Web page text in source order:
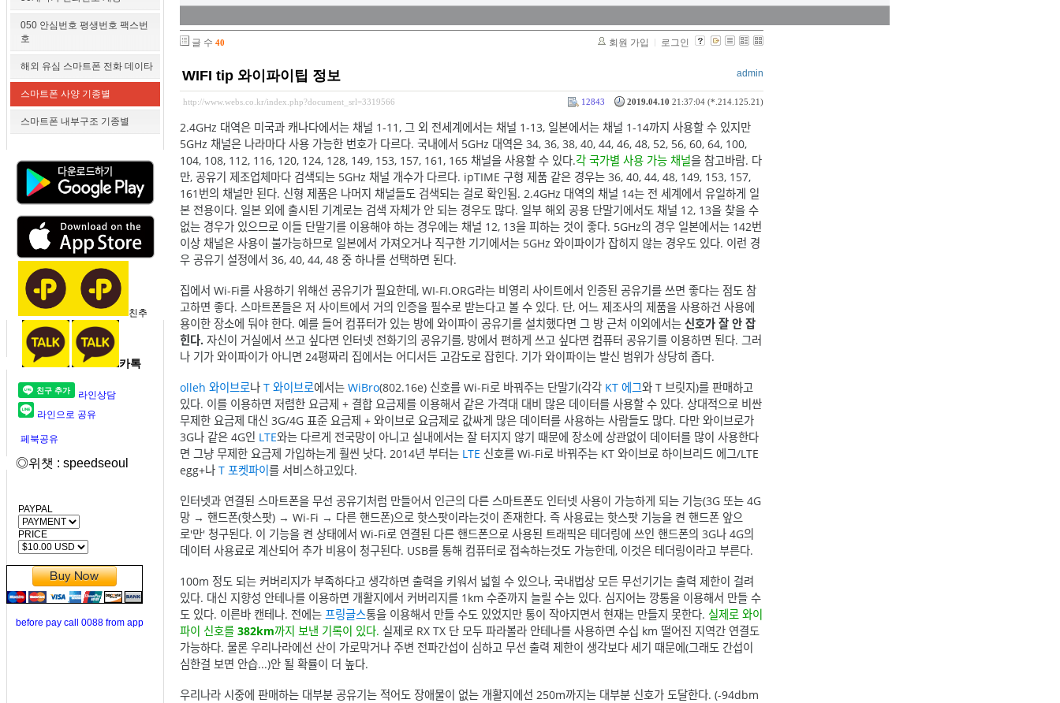
050 안심번호 평생번호 팩스번
호
해외 유심 스마트폰 전화 데이타
스마트폰 사양 기종별
스마트폰 내부구조 기종별
친추
카톡
라인상담
라인으로 공유
페북공유
◎위챗 : speedseoul
PAYPAL
PRICE
before pay call 0088 from app
글 수 40 회원 가입 로그인
WIFI tip 와이파이팁 정보 admin
http://www.webs.co.kr/index.php?document_srl=3319566 2019.04.10 21:37:04 (*.214.125.21)
12843
2.4GHz 대역은 미국과 캐나다에서는 채널 1-11, 그 외 전세계에서는 채널 1-13, 일본에서는 채널 1-14까지 사용할 수 있지만
5GHz 채널은 나라마다 사용 가능한 번호가 다르다. 국내에서 5GHz 대역은 34, 36, 38, 40, 44, 46, 48, 52, 56, 60, 64, 100,
104, 108, 112, 116, 120, 124, 128, 149, 153, 157, 161, 165 채널을 사용할 수 있다.각 국가별 사용 가능 채널을 참고바람. 다
만, 공유기 제조업체마다 검색되는 5GHz 채널 개수가 다르다. ipTIME 구형 제품 같은 경우는 36, 40, 44, 48, 149, 153, 157,
161번의 채널만 된다. 신형 제품은 나머지 채널들도 검색되는 걸로 확인됨. 2.4GHz 대역의 채널 14는 전 세계에서 유일하게 일
본 전용이다. 일본 외에 출시된 기계로는 검색 자체가 안 되는 경우도 많다. 일부 해외 공용 단말기에서도 채널 12, 13을 찾을 수
없는 경우가 있으므로 이들 단말기를 이용해야 하는 경우에는 채널 12, 13을 피하는 것이 좋다. 5GHz의 경우 일본에서는 142번
이상 채널은 사용이 불가능하므로 일본에서 가져오거나 직구한 기기에서는 5GHz 와이파이가 잡히지 않는 경우도 있다. 이런 경
우 공유기 설정에서 36, 40, 44, 48 중 하나를 선택하면 된다.
집에서 Wi-Fi를 사용하기 위해선 공유기가 필요한데, WI-FI.ORG라는 비영리 사이트에서 인증된 공유기를 쓰면 좋다는 점도 참
고하면 좋다. 스마트폰들은 저 사이트에서 거의 인증을 필수로 받는다고 볼 수 있다. 단, 어느 제조사의 제품을 사용하건 사용에
용이한 장소에 둬야 한다. 예를 들어 컴퓨터가 있는 방에 와이파이 공유기를 설치했다면 그 방 근처 이외에서는 신호가 잘 안 잡
힌다. 자신이 거실에서 쓰고 싶다면 인터넷 전화기의 공유기를, 방에서 편하게 쓰고 싶다면 컴퓨터 공유기를 이용하면 된다. 그러
나 기가 와이파이가 아니면 24평짜리 집에서는 어디서든 고감도로 잡힌다. 기가 와이파이는 발신 범위가 상당히 좁다.
olleh 와이브로나 T 와이브로에서는 WiBro(802.16e) 신호를 Wi-Fi로 바꿔주는 단말기(각각 KT 에그와 T 브릿지)를 판매하고
있다. 이를 이용하면 저렴한 요금제 + 결합 요금제를 이용해서 같은 가격대 대비 많은 데이터를 사용할 수 있다. 상대적으로 비싼
무제한 요금제 대신 3G/4G 표준 요금제 + 와이브로 요금제로 값싸게 많은 데이터를 사용하는 사람들도 많다. 다만 와이브로가
3G나 같은 4G인 LTE와는 다르게 전국망이 아니고 실내에서는 잘 터지지 않기 때문에 장소에 상관없이 데이터를 많이 사용한다
면 그냥 무제한 요금제 가입하는게 훨씬 낫다. 2014년 부터는 LTE 신호를 Wi-Fi로 바꿔주는 KT 와이브로 하이브리드 에그/LTE
egg+나 T 포켓파이를 서비스하고있다.
인터넷과 연결된 스마트폰을 무선 공유기처럼 만들어서 인근의 다른 스마트폰도 인터넷 사용이 가능하게 되는 기능(3G 또는 4G
망 → 핸드폰(핫스팟) → Wi-Fi → 다른 핸드폰)으로 핫스팟이라는것이 존재한다. 즉 사용료는 핫스팟 기능을 켠 핸드폰 앞으
로'만' 청구된다. 이 기능을 켠 상태에서 Wi-Fi로 연결된 다른 핸드폰으로 사용된 트래픽은 테더링에 쓰인 핸드폰의 3G나 4G의
데이터 사용료로 계산되어 추가 비용이 청구된다. USB를 통해 컴퓨터로 접속하는것도 가능한데, 이것은 테더링이라고 부른다.
100m 정도 되는 커버리지가 부족하다고 생각하면 출력을 키워서 넓힐 수 있으나, 국내법상 모든 무선기기는 출력 제한이 걸려
있다. 대신 지향성 안테나를 이용하면 개활지에서 커버리지를 1km 수준까지 늘릴 수는 있다. 심지어는 깡통을 이용해서 만들 수
도 있다. 이른바 캔테나. 전에는 프링글스통을 이용해서 만들 수도 있었지만 통이 작아지면서 현재는 만들지 못한다. 실제로 와이
파이 신호를 382km까지 보낸 기록이 있다. 실제로 RX TX 단 모두 파라볼라 안테나를 사용하면 수십 km 떨어진 지역간 연결도
가능하다. 물론 우리나라에선 산이 가로막거나 주변 전파간섭이 심하고 무선 출력 제한이 생각보다 세기 때문에(그래도 간섭이
심한걸 보면 안습...)안 될 확률이 더 높다.
우리나라 시중에 판매하는 대부분 공유기는 적어도 장애물이 없는 개활지에선 250m까지는 대부분 신호가 도달한다. (-94dbm